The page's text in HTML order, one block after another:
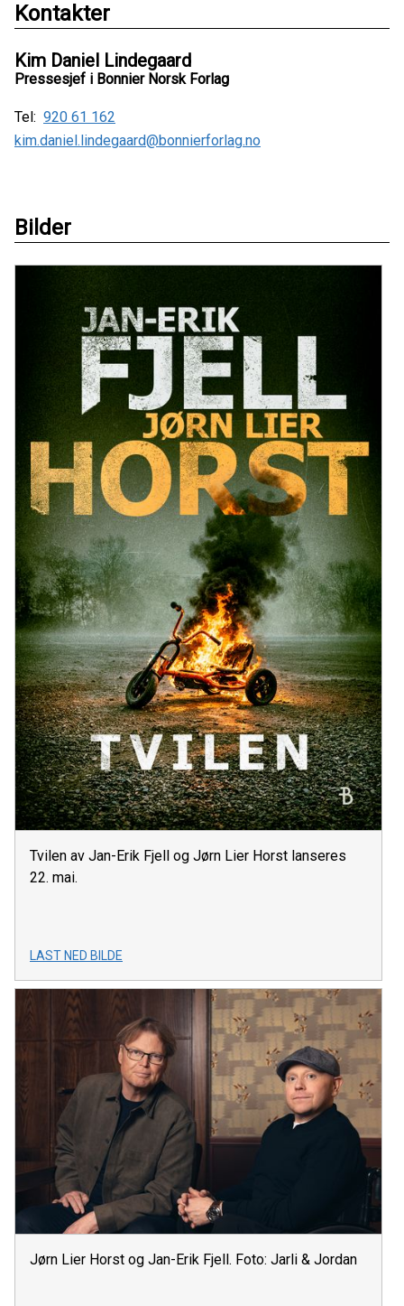
Kontakter
Kim Daniel Lindegaard
Pressesjef i Bonnier Norsk Forlag
Tel: 920 61 162
kim.daniel.lindegaard@bonnierforlag.no
Bilder
Tvilen av Jan-Erik Fjell og Jørn Lier Horst lanseres
22. mai.
LAST NED BILDE
Jørn Lier Horst og Jan-Erik Fjell. Foto: Jarli & Jordan